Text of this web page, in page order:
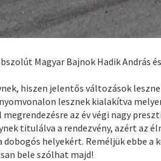
Magyar Bajnok Hadik András
hiszen jelentős változások
lesznek kialakítva
az év végi nagy
titulálva a rendezvény, azért az
helyekért. Reméljük ebbe a
bele szólhat majd!